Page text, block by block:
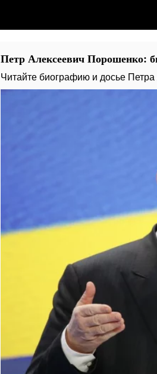
Петр Алексеевич Порошенко:
Читайте биографию и досье